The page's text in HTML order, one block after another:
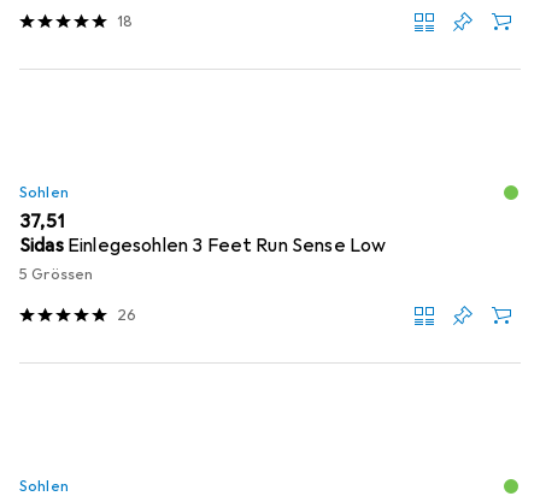
18
Sohlen
EUR
37,51
Sidas Einlegesohlen 3 Feet Run Sense Low
5 Grössen
26
Sohlen